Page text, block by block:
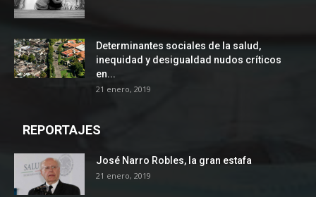
Determinantes sociales de la salud,
inequidad y desigualdad nudos críticos
en...
21 enero, 2019
REPORTAJES
José Narro Robles, la gran estafa
21 enero, 2019